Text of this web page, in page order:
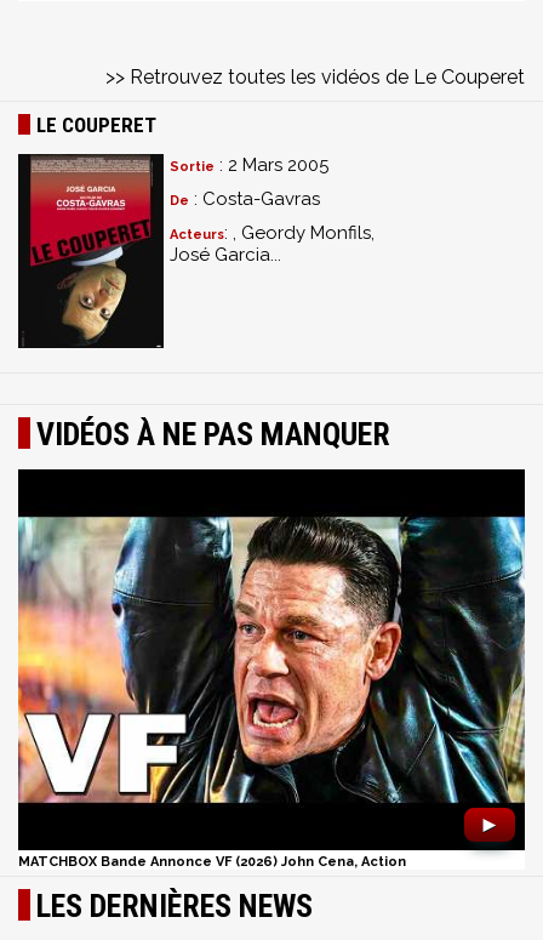
>> Retrouvez toutes les vidéos de Le Couperet
LE COUPERET
Sortie : 2 Mars 2005
De : Costa-Gavras
Acteurs: , Geordy Monfils,
José Garcia...
VIDÉOS À NE PAS MANQUER
►
MATCHBOX Bande Annonce VF (2026) John Cena, Action
LES DERNIÈRES NEWS